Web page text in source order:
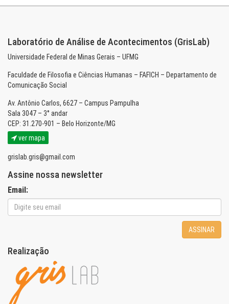
Laboratório de Análise de Acontecimentos (GrisLab)
Universidade Federal de Minas Gerais – UFMG
Faculdade de Filosofia e Ciências Humanas – FAFICH – Departamento de
Comunicação Social
Av. Antônio Carlos, 6627 – Campus Pampulha
Sala 3047 – 3° andar
CEP: 31.270-901 – Belo Horizonte/MG
ver mapa
grislab.gris@gmail.com
Assine nossa newsletter
Email:
ASSINAR
Realização